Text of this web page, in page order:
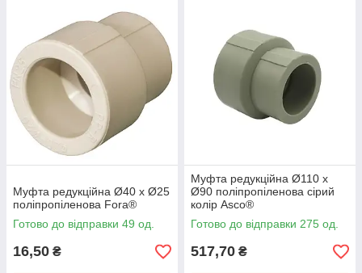
Муфта редукційна Ø40 х Ø25
поліпропіленова Fora®
Готово до відправки 49 од.
16,50 ₴
Муфта редукційна Ø110 х
Ø90 поліпропіленова сірий
колір Asco®
Готово до відправки 275 од.
517,70 ₴